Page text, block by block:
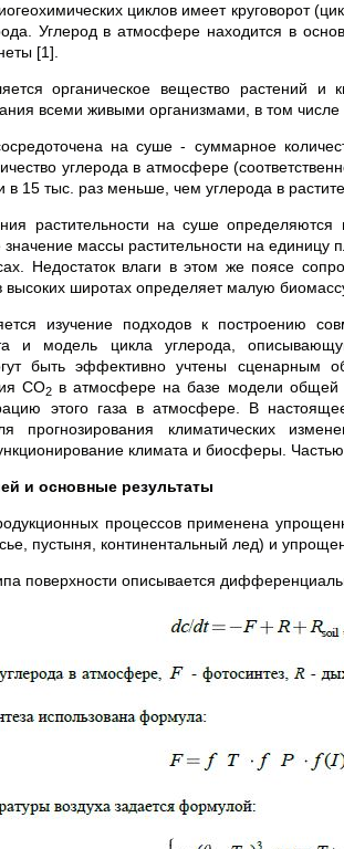
циклов имеет круговорот
Углерод в атмосфере находится в
[1].
органическое вещество растений
всеми живыми организмами, в том
на суше - суммарное
углерода в атмосфере
15 тыс. раз меньше, чем углерода в
растительности на суше
массы растительности на
Недостаток влаги в этом же поясе
высоких широтах определяет малую
изучение подходов к построению
и модель цикла углерода,
быть эффективно учтены сценарным
CO2 в атмосфере на базе модели общей
этого газа в атмосфере. В
прогнозирования климатических
климата и биосферы. Частью
и основные результаты
процессов применена
пустыня, континентальный лед) и
поверхности описывается